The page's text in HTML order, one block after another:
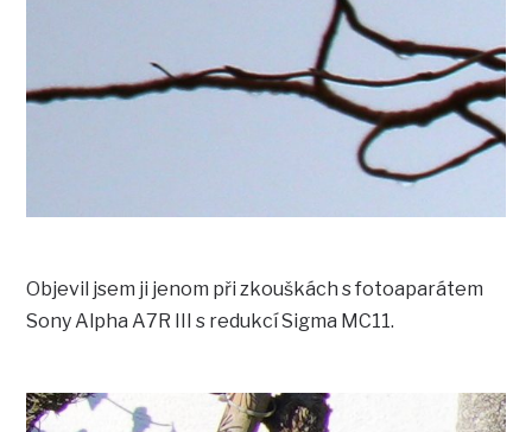
Objevil jsem ji jenom při zkouškách s fotoaparátem
Sony Alpha A7R III s redukcí Sigma MC11.